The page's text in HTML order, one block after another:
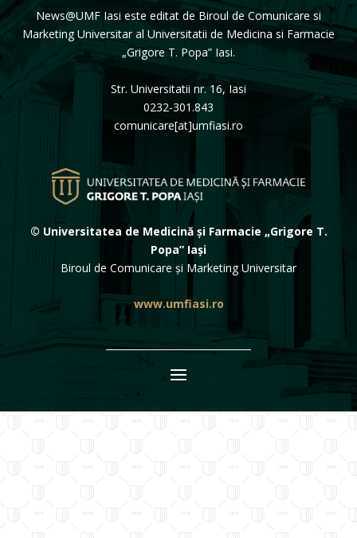
News@UMF Iasi este editat de Biroul de Comunicare si
Marketing Universitar al Universitatii de Medicina si Farmacie
„Grigore T. Popa” Iasi.
Str. Universitatii nr. 16, Iasi
0232-301.843
comunicare[at]umfiasi.ro
© Universitatea de Medicină și Farmacie „Grigore T.
Popa” Iași
Biroul de Comunicare și Marketing Universitar
www.umfiasi.ro